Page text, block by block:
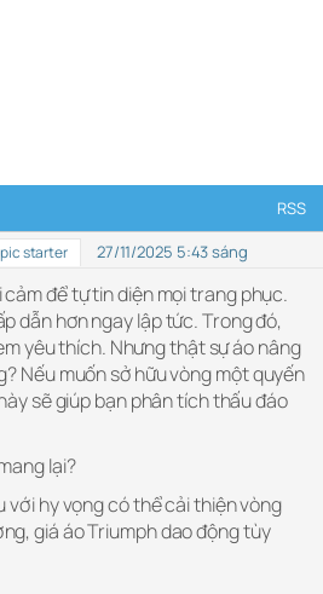
RSS
starter 27/11/2025 5:43 sáng
để tự tin diện mọi trang phục.
dẫn hơn ngay lập tức. Trong đó,
yêu thích. Nhưng thật sự áo nâng
Nếu muốn sở hữu vòng một quyến
sẽ giúp bạn phân tích thấu đáo
lại?
với hy vọng có thể cải thiện vòng
giá áo Triumph dao động tùy